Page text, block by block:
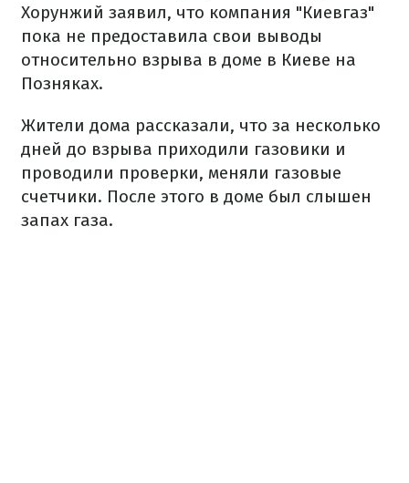
Хорунжий заявил, что компания "Киевгаз"
пока не предоставила свои выводы
относительно взрыва в доме в Киеве на
Позняках.
Жители дома рассказали, что за несколько
дней до взрыва приходили газовики и
проводили проверки, меняли газовые
счетчики. После этого в доме был слышен
запах газа.